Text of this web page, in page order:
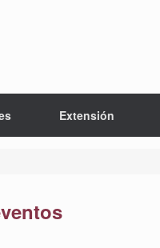
Extensión